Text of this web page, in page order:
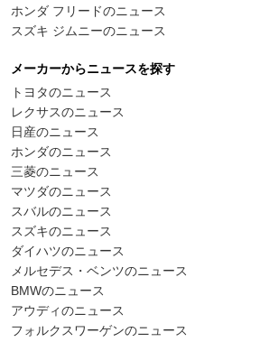
ホンダ フリードのニュース
スズキ ジムニーのニュース
メーカーからニュースを探す
トヨタのニュース
レクサスのニュース
日産のニュース
ホンダのニュース
三菱のニュース
マツダのニュース
スバルのニュース
スズキのニュース
ダイハツのニュース
メルセデス・ベンツのニュース
BMWのニュース
アウディのニュース
フォルクスワーゲンのニュース